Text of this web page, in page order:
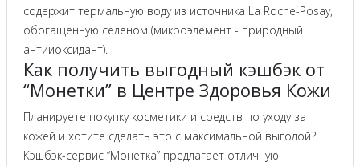
содержит термальную воду из источника La Roche-Posay,
обогащенную селеном (микроэлемент - природный
антииоксидант).
Как получить выгодный кэшбэк от
“Монетки” в Центре Здоровья Кожи
Планируете покупку косметики и средств по уходу за
кожей и хотите сделать это с максимальной выгодой?
Кэшбэк-сервис “Монетка” предлагает отличную